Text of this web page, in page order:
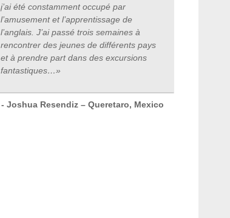
j’ai été constamment occupé par
l’amusement et l’apprentissage de
l’anglais. J’ai passé trois semaines à
rencontrer des jeunes de différents pays
et à prendre part dans des excursions
fantastiques…»
- Joshua Resendiz – Queretaro, Mexico